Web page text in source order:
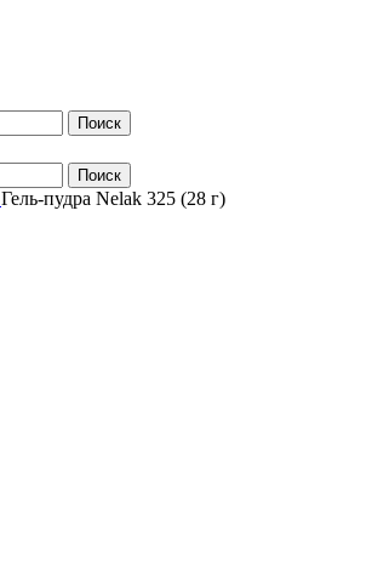
Поиск
Поиск
Гель-пудра Nelak 325 (28 г)